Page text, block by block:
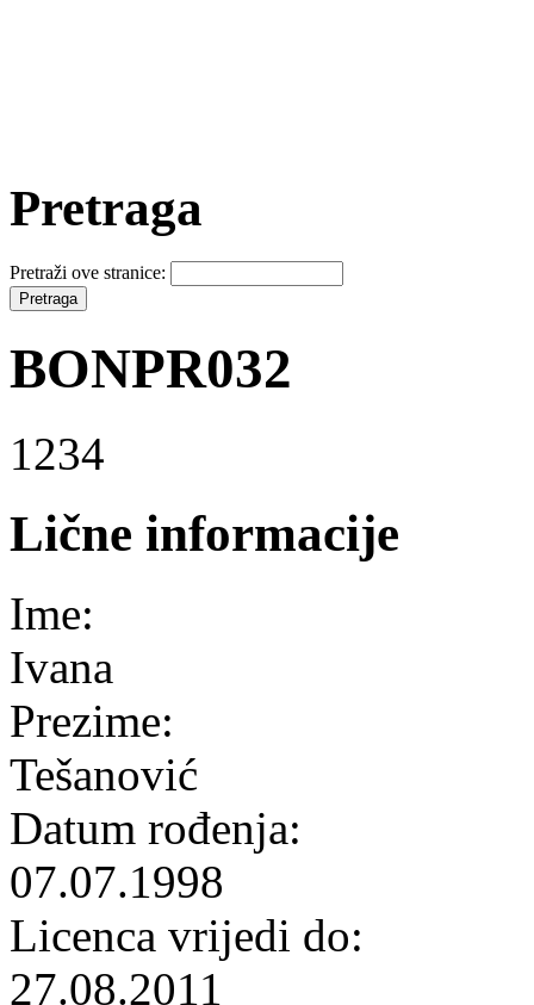
Pretraga
Pretraži ove stranice:
BONPR032
1234
Lične informacije
Ime:
Ivana
Prezime:
Tešanović
Datum rođenja:
07.07.1998
Licenca vrijedi do:
27.08.2011